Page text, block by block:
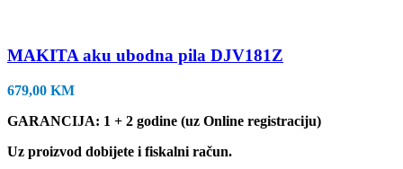
MAKITA aku ubodna pila DJV181Z
679,00 KM
GARANCIJA: 1 + 2 godine (uz Online registraciju)
Uz proizvod dobijete i fiskalni račun.